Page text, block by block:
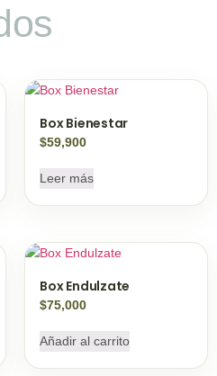
Box Bienestar
$59,900
Leer más
Box Endulzate
$75,000
Añadir al carrito